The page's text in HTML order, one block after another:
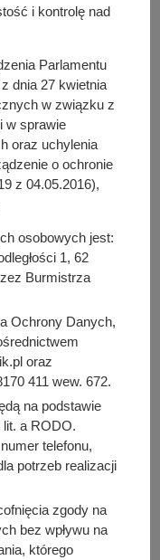
i kontrolę nad
Parlamentu
dnia 27 kwietnia
w związku z
w sprawie
oraz uchylenia
o ochronie
z 04.05.2016),
osobowych jest:
1, 62
Burmistrza
Ochrony Danych,
oraz
411 wew. 672.
na podstawie
a RODO.
telefonu,
potrzeb realizacji
zgody na
bez wpływu na
którego